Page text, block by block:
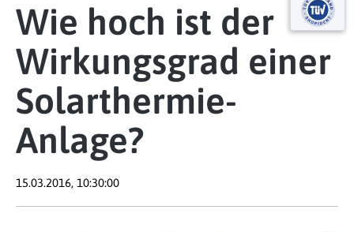
Wie hoch ist der
Wirkungsgrad einer
Solarthermie-
Anlage?
15.03.2016, 10:30:00